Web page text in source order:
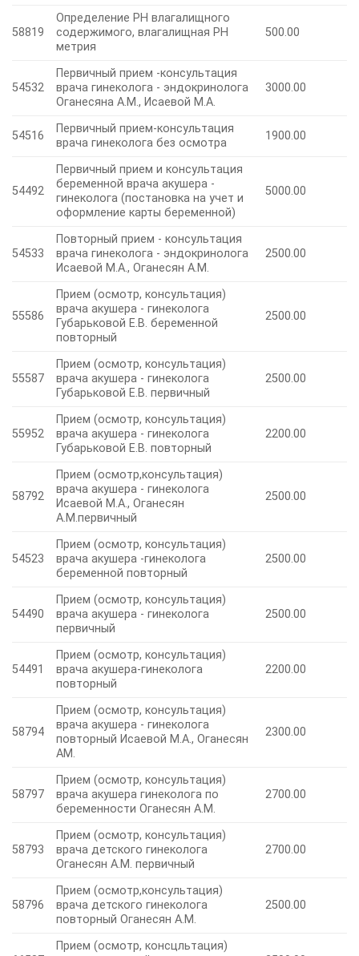
58819
Определение PH влагалищного
содержимого, влагалищная PH
метрия
500.00
54532
Первичный прием -консультация
врача гинеколога - эндокринолога
Оганесяна А.М., Исаевой М.А.
3000.00
54516
Первичный прием-консультация
врача гинеколога без осмотра
1900.00
54492
Первичный прием и консультация
беременной врача акушера -
гинеколога (постановка на учет и
оформление карты беременной)
5000.00
54533
Повторный прием - консультация
врача гинеколога - эндокринолога
Исаевой М.А., Оганесян А.М.
2500.00
55586
Прием (осмотр, консультация)
врача акушера - гинеколога
Губарьковой Е.В. беременной
повторный
2500.00
55587
Прием (осмотр, консультация)
врача акушера - гинеколога
Губарьковой Е.В. первичный
2500.00
55952
Прием (осмотр, консультация)
врача акушера - гинеколога
Губарьковой Е.В. повторный
2200.00
58792
Прием (осмотр,консультация)
врача акушера - гинеколога
Исаевой М.А., Оганесян
А.М.первичный
2500.00
54523
Прием (осмотр, консультация)
врача акушера -гинеколога
беременной повторный
2500.00
54490
Прием (осмотр, консультация)
врача акушера - гинеколога
первичный
2500.00
54491
Прием (осмотр, консультация)
врача акушера-гинеколога
повторный
2200.00
58794
Прием (осмотр, консультация)
врача акушера - гинеколога
повторный Исаевой М.А., Оганесян
АМ.
2300.00
58797
Прием (осмотр, консультация)
врача акушера гинеколога по
беременности Оганесян А.М.
2700.00
58793
Прием (осмотр, консультация)
врача детского гинеколога
Оганесян А.М. первичный
2700.00
58796
Прием (осмотр,консультация)
врача детского гинеколога
повторный Оганесян А.М.
2500.00
Прием (осмотр, консцльтация)